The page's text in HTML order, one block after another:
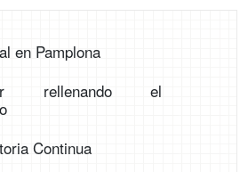
en Pamplona
rellenando el
Continua